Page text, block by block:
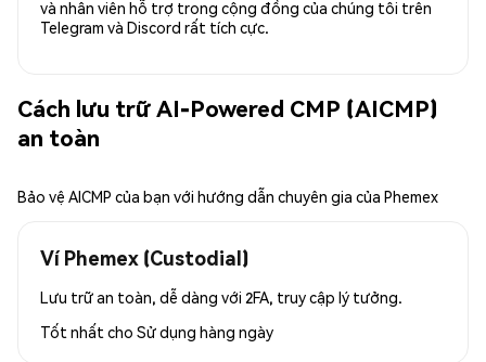
và nhân viên hỗ trợ trong cộng đồng của chúng tôi trên
Telegram và Discord rất tích cực.
Cách lưu trữ AI-Powered CMP (AICMP)
an toàn
Bảo vệ AICMP của bạn với hướng dẫn chuyên gia của Phemex
Ví Phemex (Custodial)
Lưu trữ an toàn, dễ dàng với 2FA, truy cập lý tưởng.
Tốt nhất cho Sử dụng hàng ngày